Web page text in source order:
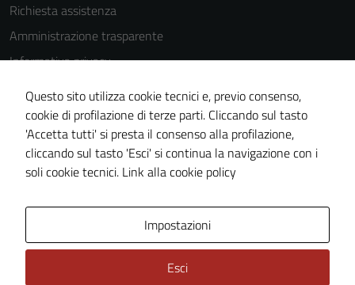
Richiesta assistenza
Amministrazione trasparente
Informativa privacy
Cookie Policy
Note legali
Dichiarazione di accessibilità
Piano di miglioramento del sito
Questo sito utilizza cookie tecnici e, previo consenso,
cookie di profilazione di terze parti. Cliccando sul tasto
'Accetta tutti' si presta il consenso alla profilazione,
cliccando sul tasto 'Esci' si continua la navigazione con i
soli cookie tecnici. Link alla cookie policy
Impostazioni
Esci